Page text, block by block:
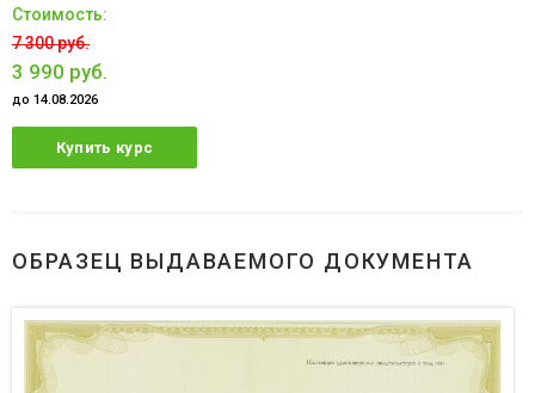
7 300 руб.
3 990 руб.
до 14.08.2026
Купить курс
ОБРАЗЕЦ ВЫДАВАЕМОГО ДОКУМЕНТА